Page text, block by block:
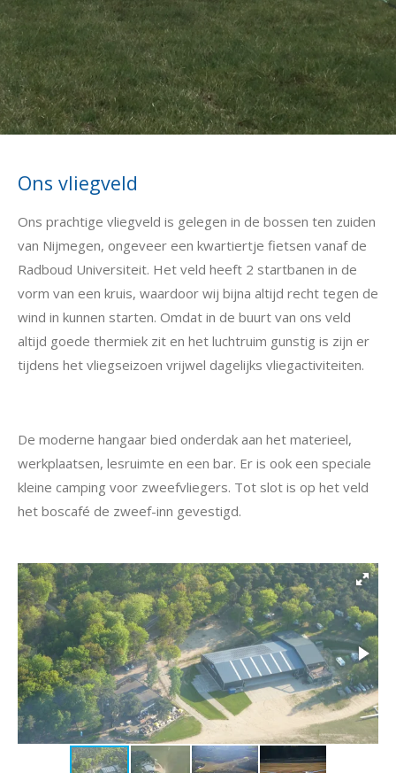
Ons vliegveld
Ons prachtige vliegveld is gelegen in de bossen ten zuiden
van Nijmegen, ongeveer een kwartiertje fietsen vanaf de
Radboud Universiteit. Het veld heeft 2 startbanen in de
vorm van een kruis, waardoor wij bijna altijd recht tegen de
wind in kunnen starten. Omdat in de buurt van ons veld
altijd goede thermiek zit en het luchtruim gunstig is zijn er
tijdens het vliegseizoen vrijwel dagelijks vliegactiviteiten.
De moderne hangaar bied onderdak aan het materieel,
werkplaatsen, lesruimte en een bar. Er is ook een speciale
kleine camping voor zweefvliegers. Tot slot is op het veld
het boscafé de zweef-inn gevestigd.